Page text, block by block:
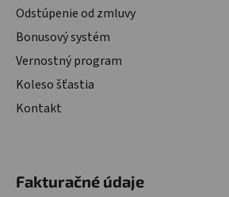
Odstúpenie od zmluvy
Bonusový systém
Vernostný program
Koleso šťastia
Kontakt
Fakturačné údaje